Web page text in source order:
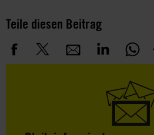
Teile diesen Beitrag